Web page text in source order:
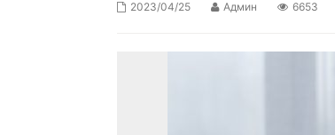
2023/04/25 Админ 6653